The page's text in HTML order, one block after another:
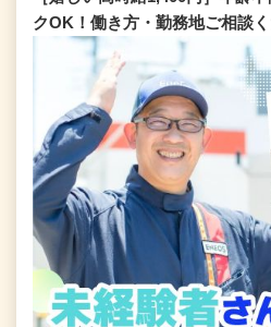
クOK！働き方・勤務地ご相談く